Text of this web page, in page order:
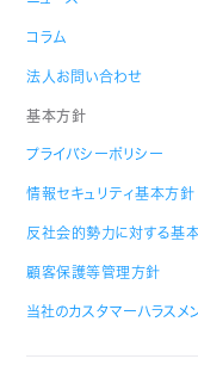
コラム
法人お問い合わせ
基本方針
プライバシーポリシー
情報セキュリティ基本方針
反社会的勢力に対する基
顧客保護等管理方針
当社のカスタマーハラスメ